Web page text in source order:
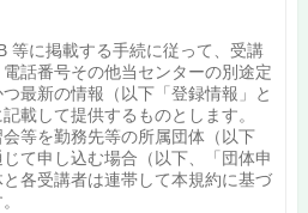
等に掲載する手続に従って、受講
話番号その他当センターの別途定
最新の情報（以下「登録情報」と
載して提供するものとします。
会等を勤務先等の所属団体（以下
じて申し込む場合（以下、「団体申
各受講者は連帯して本規約に基づ